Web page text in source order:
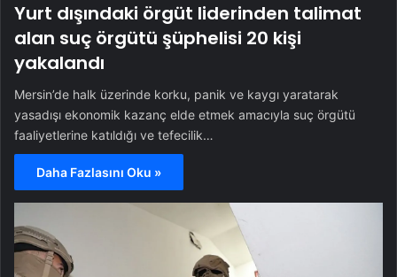
Yurt dışındaki örgüt liderinden talimat
alan suç örgütü şüphelisi 20 kişi
yakalandı
Mersin’de halk üzerinde korku, panik ve kaygı yaratarak
yasadışı ekonomik kazanç elde etmek amacıyla suç örgütü
faaliyetlerine katıldığı ve tefecilik…
Daha Fazlasını Oku »